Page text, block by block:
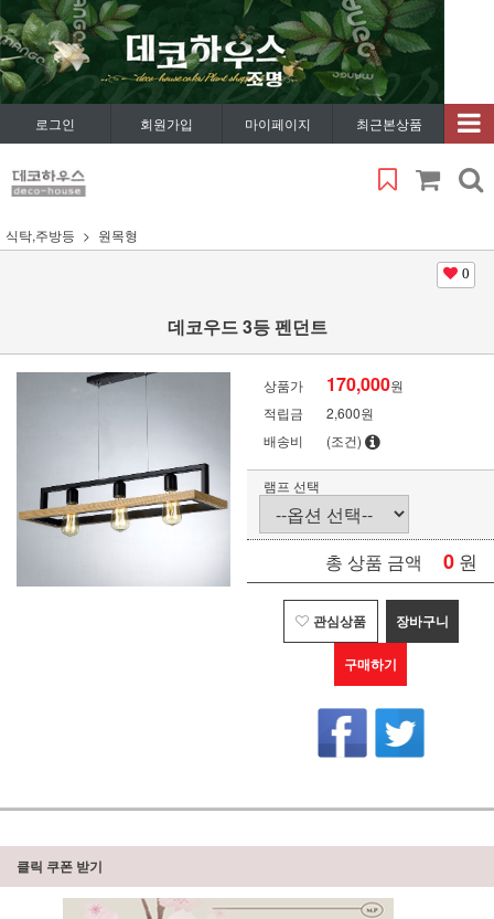
로그인 회원가입 마이페이지 최근본상품
식탁,주방등 원목형
0
데코우드 3등 펜던트
상품가 170,000원
적립금
2,600원
배송비
(조건)
램프 선택
총 상품 금액 0 원
관심상품 장바구니
구매하기
클릭 쿠폰 받기